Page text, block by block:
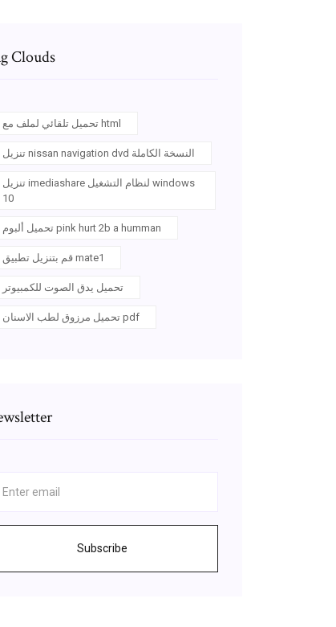
Clouds
تحميل تلقائي لملف مع html
تنزيل nissan navigation dvd النسخة الكاملة
تنزيل imediashare لنظام التشغيل windows
10
تحميل ألبوم pink hurt 2b a humman
قم بتنزيل تطبيق mate1
تحميل يدق الصوت للكمبيوتر
تحميل مرزوق لطب الاسنان pdf
Subscribe